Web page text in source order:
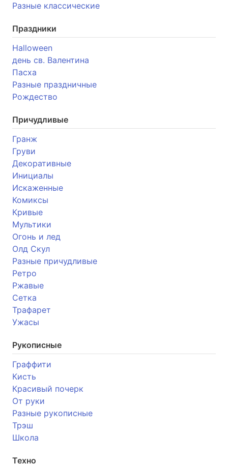
Разные классические
Праздники
Halloween
день св. Валентина
Пасха
Разные праздничные
Рождество
Причудливые
Гранж
Груви
Декоративные
Инициалы
Искаженные
Комиксы
Кривые
Мультики
Огонь и лед
Олд Скул
Разные причудливые
Ретро
Ржавые
Сетка
Трафарет
Ужасы
Рукописные
Граффити
Кисть
Красивый почерк
От руки
Разные рукописные
Трэш
Школа
Техно